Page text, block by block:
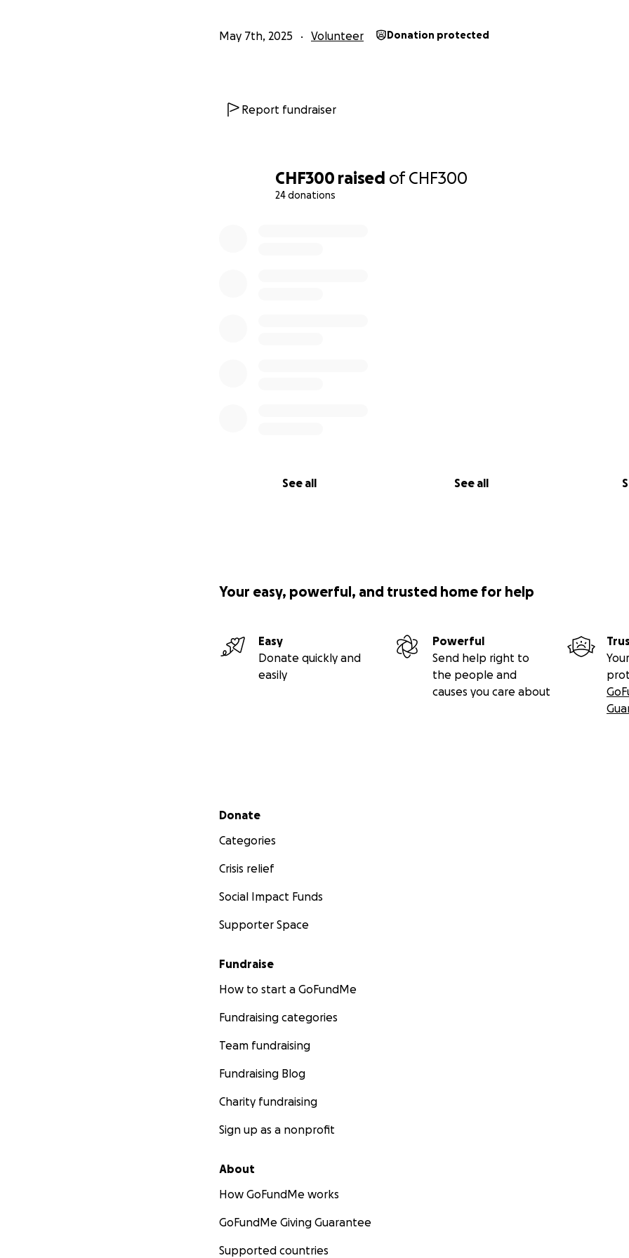
CHF300 raised ofCHF300
24 donations
See all See all
May 7th, 2025 Volunteer Donation protected
Report fundraiser
Your easy, powerful, and trusted home for help
Easy
Donate quickly and
easily
Powerful
Send help right to
the people and
causes you care about
Secondary menu
Donate
Categories
Crisis relief
Social Impact Funds
Supporter Space
Fundraise
How to start a GoFundMe
Fundraising categories
Team fundraising
Fundraising Blog
Charity fundraising
Sign up as a nonprofit
About
How GoFundMe works
GoFundMe Giving Guarantee
Supported countries